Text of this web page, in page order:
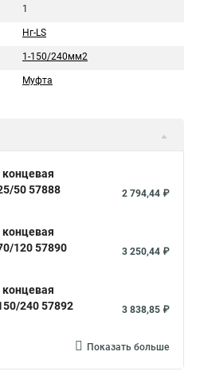
1
Нг-LS
1-150/240мм2
Муфта
50 57888
2 794,44 ₽
120 57890
3 250,44 ₽
240 57892
3 838,85 ₽
Показать больше